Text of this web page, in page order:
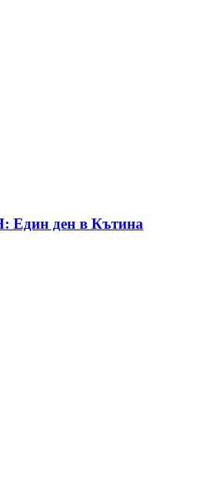
ден в Кътина